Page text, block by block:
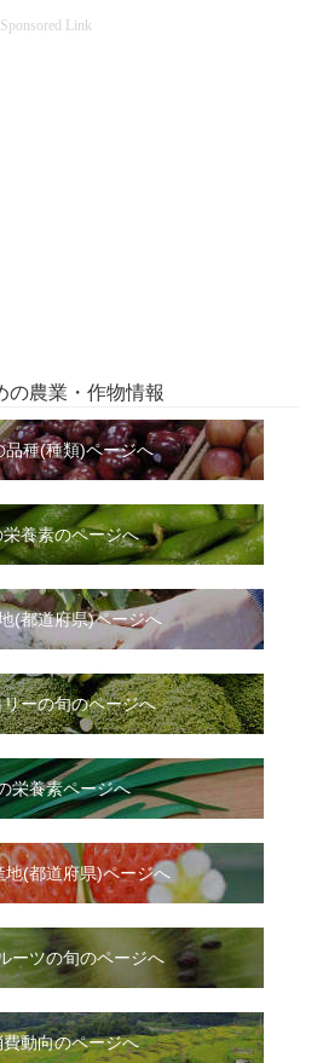
Sponsored Link
の農業・作物情報
品種(種類)ページへ
養素のページへ
(都道府県)ページへ
ーの旬のページへ
栄養素ページへ
地(都道府県)ページへ
ーツの旬のページへ
動向のページへ